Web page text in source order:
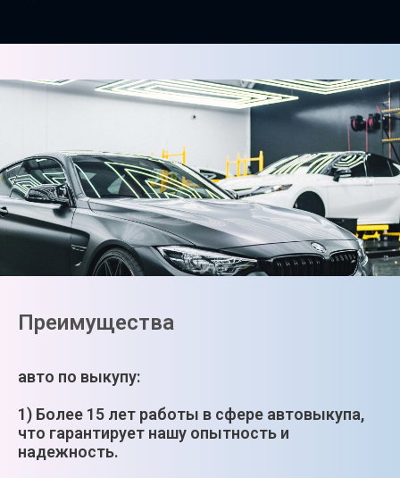
Преимущества
авто по выкупу:
1) Более 15 лет работы в сфере автовыкупа,
что гарантирует нашу опытность и
надежность.